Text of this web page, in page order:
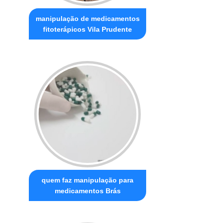
manipulação de medicamentos
fitoterápicos Vila Prudente
quem faz manipulação para
medicamentos Brás